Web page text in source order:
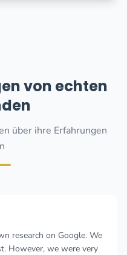
von echten
über ihre Erfahrungen
"I have used the services
Taxi from Podgorica